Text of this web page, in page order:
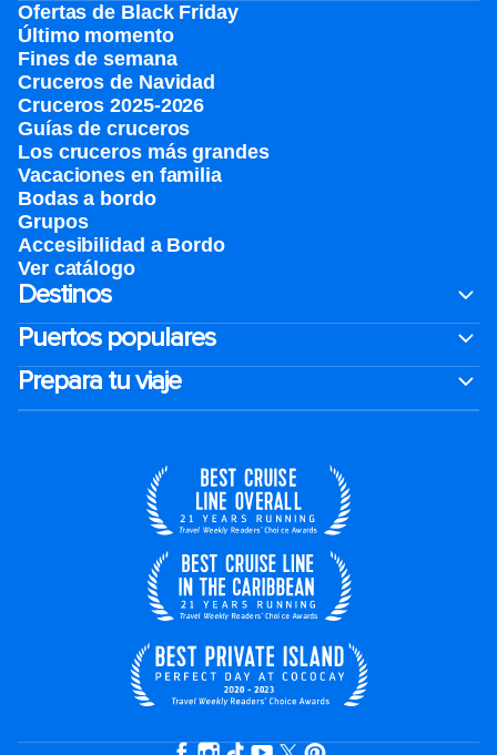
Ofertas de Black Friday
Último momento
Fines de semana
Cruceros de Navidad
Cruceros 2025-2026
Guías de cruceros
Los cruceros más grandes
Vacaciones en familia
Bodas a bordo
Grupos
Accesibilidad a Bordo
Ver catálogo
Destinos
Puertos populares
Prepara tu viaje